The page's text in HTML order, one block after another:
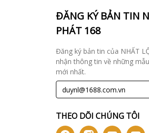
ĐĂNG KÝ BẢN TIN
PHÁT 168
Đăng ký bản tin của NHẤT
nhận thông tin về những
mới nhất.
THEO DÕI CHÚNG TÔI